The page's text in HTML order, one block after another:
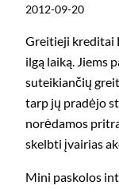
2012-09-20
Greitieji kreditai
ilgą laiką. Jiems
suteikiančių
tarp jų pradėjo
norėdamos
skelbti įvairias
Mini paskolos